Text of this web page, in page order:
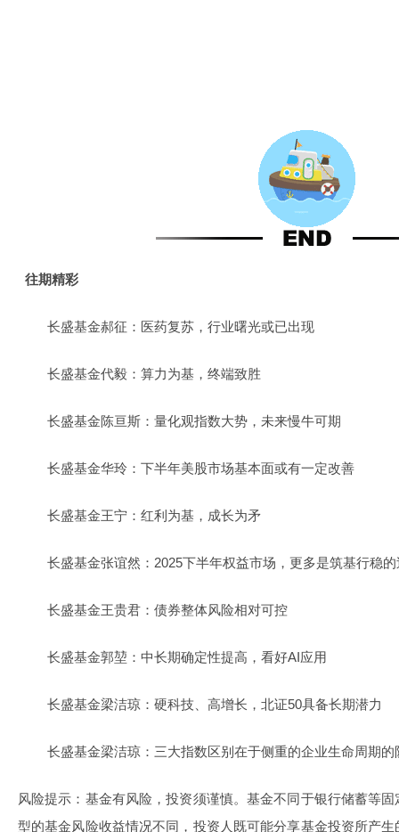
往期精彩
长盛基金郝征：医药复苏，行业曙光或已出现
长盛基金代毅：算力为基，终端致胜
长盛基金陈亘斯：量化观指数大势，未来慢牛可期
长盛基金华玲：下半年美股市场基本面或有一定改善
长盛基金王宁：红利为基，成长为矛
长盛基金张谊然：2025下半年权益市场，更多是筑基行稳
长盛基金王贵君：债券整体风险相对可控
长盛基金郭堃：中长期确定性提高，看好AI应用
长盛基金梁洁琼：硬科技、高增长，北证50具备长期潜力
长盛基金梁洁琼：三大指数区别在于侧重的企业生命周期的
风险提示：基金有风险，投资须谨慎。基金不同于银行储蓄等
型的基金风险收益情况不同，投资人既可能分享基金投资所产